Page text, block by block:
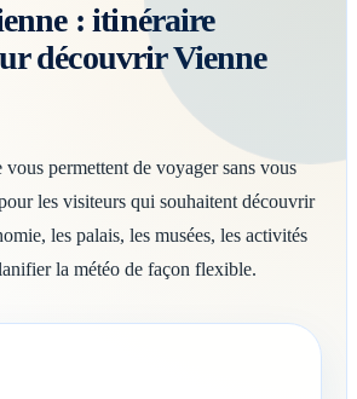
: itinéraire
découvrir Vienne
permettent de voyager sans vous
les visiteurs qui souhaitent découvrir
les palais, les musées, les activités
la météo de façon flexible.